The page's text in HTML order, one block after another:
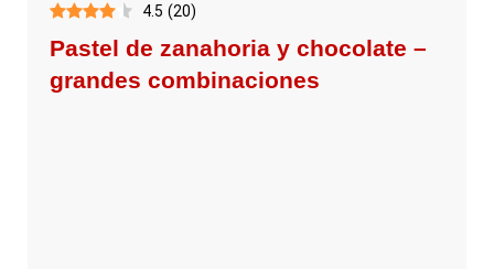
4.5 (20)
Pastel de zanahoria y chocolate –
grandes combinaciones